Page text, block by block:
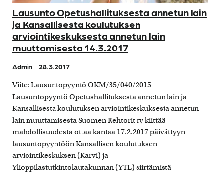
Lausunto Opetushallituksesta annetun lain
ja Kansallisesta koulutuksen
arviointikeskuksesta annetun lain
muuttamisesta 14.3.2017
Admin 28.3.2017
Viite: Lausuntopyyntö OKM/35/040/2015
Lausuntopyyntö Opetushallituksesta annetun lain ja
Kansallisesta koulutuksen arviointikeskuksesta annetun
lain muuttamisesta Suomen Rehtorit ry kiittää
mahdollisuudesta ottaa kantaa 17.2.2017 päivättyyn
lausuntopyyntöön Kansallisen koulutuksen
arviointikeskuksen (Karvi) ja
Ylioppilastutkintolautakunnan (YTL) siirtämistä